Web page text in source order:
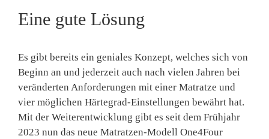
Eine gute Lösung
Es gibt bereits ein geniales Konzept, welches sich von
Beginn an und jederzeit auch nach vielen Jahren bei
veränderten Anforderungen mit einer Matratze und
vier möglichen Härtegrad-Einstellungen bewährt hat.
Mit der Weiterentwicklung gibt es seit dem Frühjahr
2023 nun das neue Matratzen-Modell One4Four